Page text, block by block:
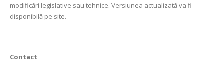
modificări legislative sau tehnice. Versiunea actualizată va fi
disponibilă pe site.
Contact